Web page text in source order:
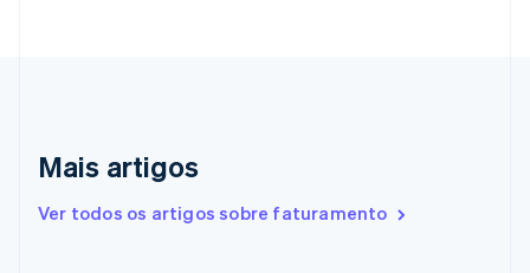
Mais artigos
Ver todos os artigos sobre faturamento
Eslovênia
Espanha